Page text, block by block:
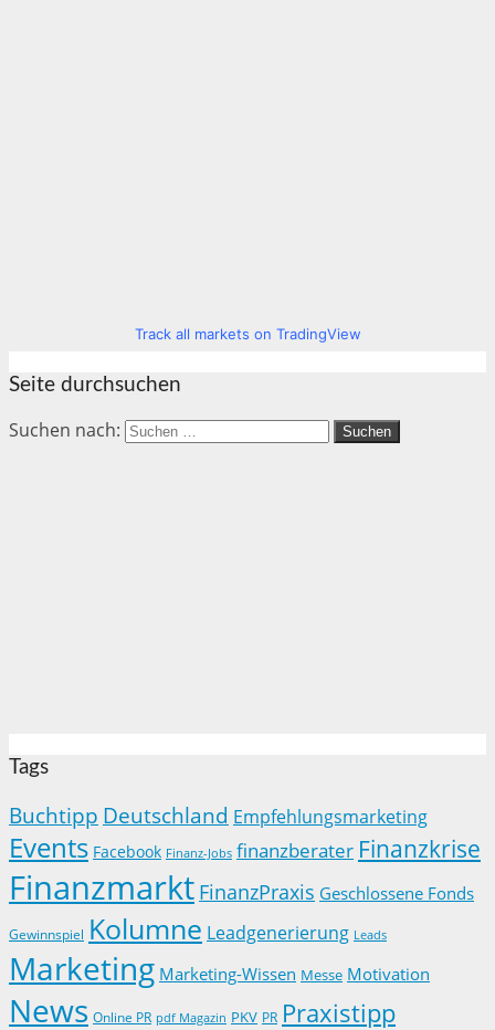
Track all markets on TradingView
Seite durchsuchen
Suchen nach:
Tags
Buchtipp Deutschland Empfehlungsmarketing
Events Facebook Finanz-Jobs finanzberater Finanzkrise
Finanzmarkt FinanzPraxis Geschlossene Fonds
Gewinnspiel Kolumne Leadgenerierung Leads
Marketing Marketing-Wissen Messe Motivation
News Online PR pdf Magazin PKV PR Praxistipp